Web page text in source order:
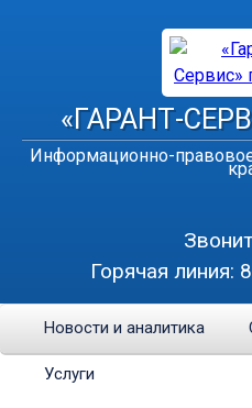
«ГАРАНТ-
Информационно-
Горячая линия:
Новости и аналитика
Услуги